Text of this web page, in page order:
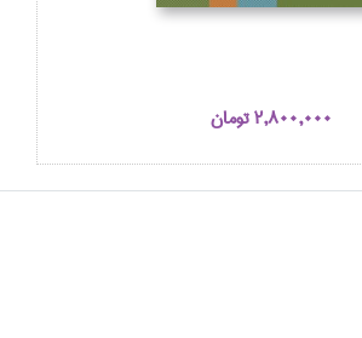
2,800,000 تومان